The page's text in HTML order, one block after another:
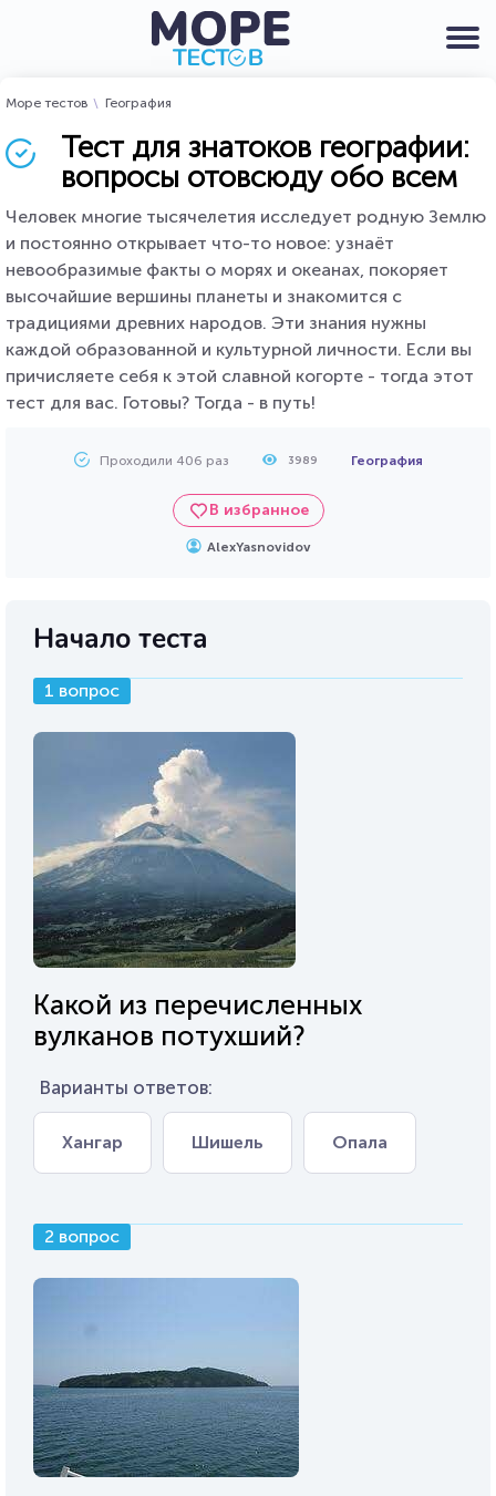
Море тестов География
Тест для знатоков географии:
вопросы отовсюду обо всем
Человек многие тысячелетия исследует родную Землю
и постоянно открывает что-то новое: узнаёт
невообразимые факты о морях и океанах, покоряет
высочайшие вершины планеты и знакомится с
традициями древних народов. Эти знания нужны
каждой образованной и культурной личности. Если вы
причисляете себя к этой славной когорте - тогда этот
тест для вас. Готовы? Тогда - в путь!
Проходили 406 раз 3989 География
В избранное
AlexYasnovidov
Начало теста
1 вопрос
Какой из перечисленных
вулканов потухший?
Варианты ответов:
Хангар Шишель Опала
2 вопрос